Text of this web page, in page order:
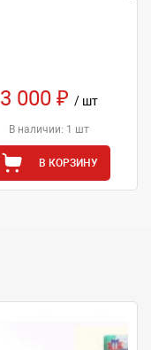
3 000 ₽ / шт
В наличии: 1 шт
В КОРЗИНУ